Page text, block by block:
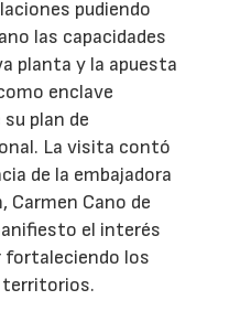
pudiendo
las capacidades
planta y la apuesta
enclave
plan de
La visita contó
de la embajadora
Carmen Cano de
el interés
fortaleciendo los
territorios.